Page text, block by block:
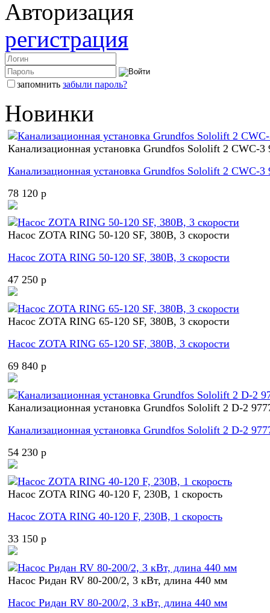
Авторизация
регистрация
запомнить забыли пароль?
Новинки
Канализационная установка Grundfos Sololift 2 CWC-3
Канализационная установка Grundfos Sololift 2 CWC-3
78 120 p
Насос ZOTA RING 50-120 SF, 380В, 3 скорости
Насос ZOTA RING 50-120 SF, 380В, 3 скорости
47 250 p
Насос ZOTA RING 65-120 SF, 380В, 3 скорости
Насос ZOTA RING 65-120 SF, 380В, 3 скорости
69 840 p
Канализационная установка Grundfos Sololift 2 D-2
Канализационная установка Grundfos Sololift 2 D-2
54 230 p
Насос ZOTA RING 40-120 F, 230В, 1 скорость
Насос ZOTA RING 40-120 F, 230В, 1 скорость
33 150 p
Насос Ридан RV 80-200/2, 3 кВт, длина 440 мм
Насос Ридан RV 80-200/2, 3 кВт, длина 440 мм